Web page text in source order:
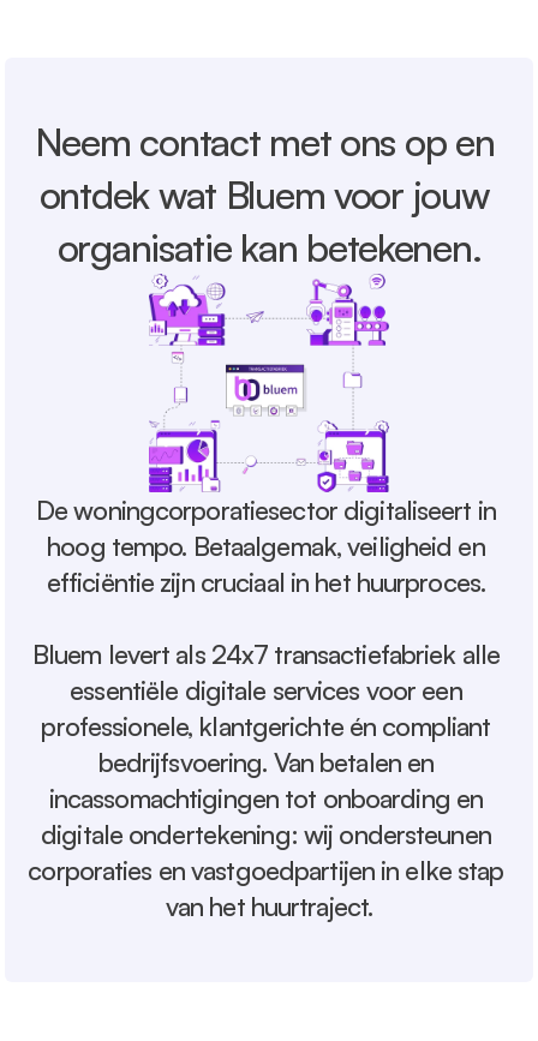
Neem contact met ons op en
ontdek wat Bluem voor jouw
organisatie kan betekenen.
De woningcorporatiesector digitaliseert in
hoog tempo. Betaalgemak, veiligheid en
efficiëntie zijn cruciaal in het huurproces.
Bluem levert als 24x7 transactiefabriek alle
essentiële digitale services voor een
professionele, klantgerichte én compliant
bedrijfsvoering. Van betalen en
incassomachtigingen tot onboarding en
digitale ondertekening: wij ondersteunen
corporaties en vastgoedpartijen in elke stap
van het huurtraject.